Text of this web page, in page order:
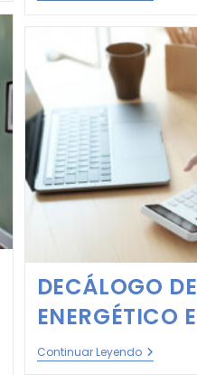
DECÁLOGO
ENERGÉTICO
Continuar Leyendo